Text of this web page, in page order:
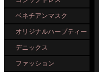
ベネチアンマスク
オリジナルハーブティー
デニックス
ファッション